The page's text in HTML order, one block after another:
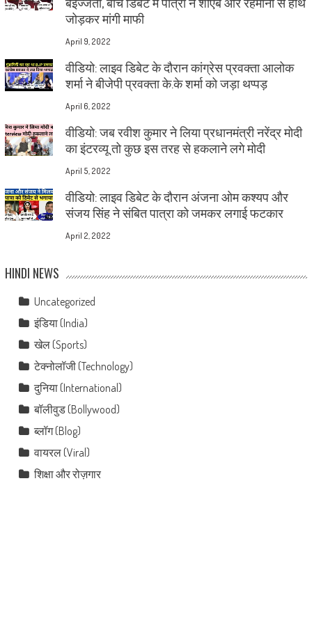
जोड़कर मांगी माफी
April 9, 2022
वीडियो: लाइव डिबेट के दौरान कांग्रेस प्रवक्ता आलोक
शर्मा ने बीजेपी प्रवक्ता के.के शर्मा को जड़ा थप्पड़
April 6, 2022
वीडियो: जब रवीश कुमार ने लिया प्रधानमंत्री नरेंद्र मोदी
का इंटरव्यू तो कुछ इस तरह से हकलाने लगे मोदी
April 5, 2022
वीडियो: लाइव डिबेट के दौरान अंजना ओम कश्यप और
संजय सिंह ने संबित पात्रा को जमकर लगाई फटकार
April 2, 2022
HINDI NEWS
Uncategorized
इंडिया (India)
खेल (Sports)
टेक्नोलॉजी (Technology)
दुनिया (International)
बॉलीवुड (Bollywood)
ब्लॉग (Blog)
वायरल (Viral)
शिक्षा और रोज़गार